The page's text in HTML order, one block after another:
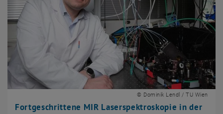
Fortgeschrittene MIR Laserspektroskopie in der
© Dominik Lendl / TU Wien